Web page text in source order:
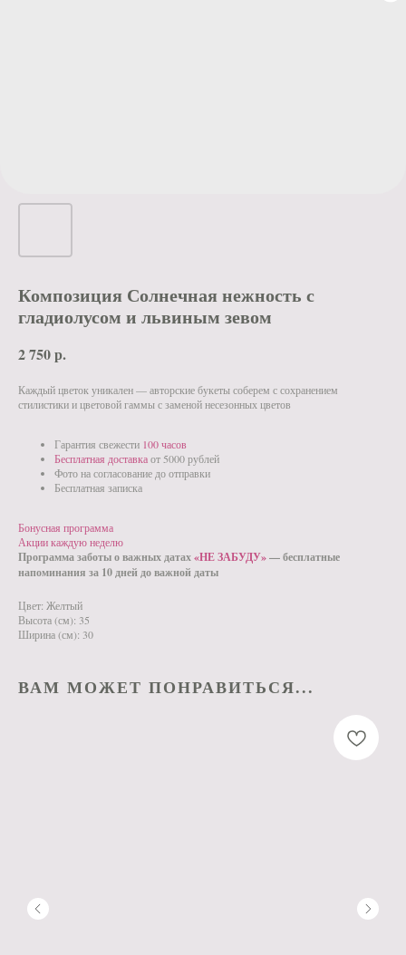
Композиция Солнечная нежность с
гладиолусом и львиным зевом
2 750р.
Каждый цветок уникален — авторские букеты соберем с сохранением
стилистики и цветовой гаммы с заменой несезонных цветов
Гарантия свежести 100 часов
Бесплатная доставкаот 5000 рублей
Фото на согласование до отправки
Бесплатная записка
Бонусная программа
Акции каждую неделю
Программа заботы о важных датах«НЕ ЗАБУДУ»— бесплатные
напоминания за 10 дней до важной даты
Цвет: Желтый
Высота (см): 35
Ширина (см): 30
ВАМ МОЖЕТ ПОНРАВИТЬСЯ...